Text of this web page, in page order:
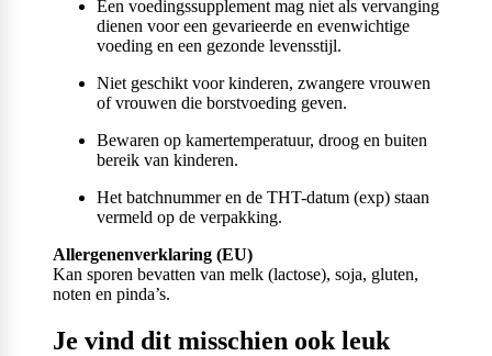
Een voedingssupplement mag niet als vervanging
dienen voor een gevarieerde en evenwichtige
voeding en een gezonde levensstijl.
Niet geschikt voor kinderen, zwangere vrouwen
of vrouwen die borstvoeding geven.
Bewaren op kamertemperatuur, droog en buiten
bereik van kinderen.
Het batchnummer en de THT-datum (exp) staan
vermeld op de verpakking.
Allergenenverklaring (EU)
Kan sporen bevatten van melk (lactose), soja, gluten,
noten en pinda’s.
Je vind dit misschien ook leuk